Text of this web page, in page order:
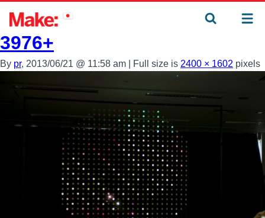
ート『laser drawing』
3976+
By pr, 2013/06/21 @ 11:58 am Full size is 2400 × 1602 pixels